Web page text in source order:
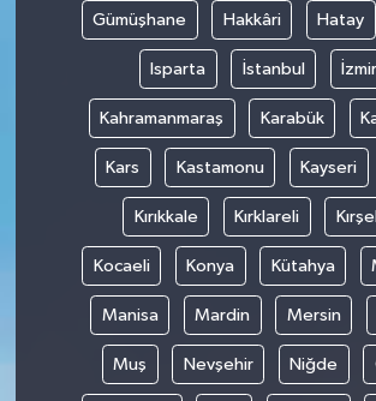
Gümüşhane Hakkâri Hatay
Isparta İstanbul İzmir
Kahramanmaraş Karabük
Kars Kastamonu Kayseri
Kırıkkale Kırklareli
Kocaeli Konya Kütahya
Manisa Mardin Mersin
Muş Nevşehir Niğde